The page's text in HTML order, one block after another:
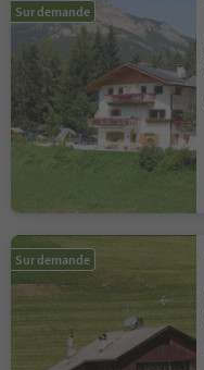
Sur demande
Sur demande